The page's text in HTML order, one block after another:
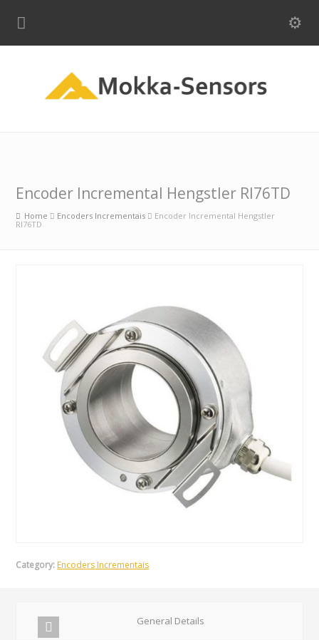
Encoder Incremental Hengstler RI76TD
Home Encoders Incrementais
Encoder Incremental Hengstler
RI76TD
Category: Encoders Incrementais
General Details